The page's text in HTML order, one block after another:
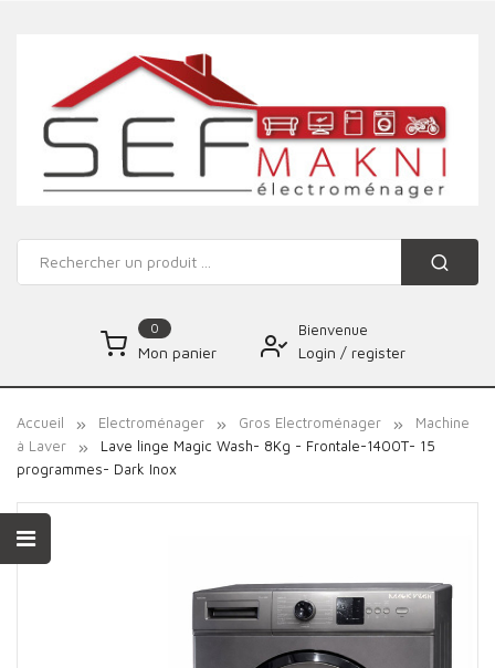
0
Mon panier
Bienvenue
Login / register
Accueil Electroménager Gros Electroménager
Machine
à Laver
Lave linge Magic Wash- 8Kg - Frontale-1400T- 15
programmes- Dark Inox